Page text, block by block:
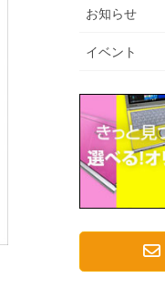
お知らせ
イベント